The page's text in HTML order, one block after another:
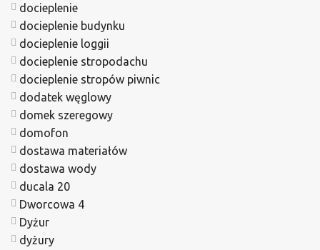
docieplenie
docieplenie budynku
docieplenie loggii
docieplenie stropodachu
docieplenie stropów piwnic
dodatek węglowy
domek szeregowy
domofon
dostawa materiałów
dostawa wody
ducala 20
Dworcowa 4
Dyżur
dyżury